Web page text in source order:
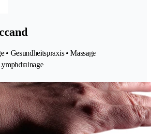
• Gesundheitspraxis • Massage